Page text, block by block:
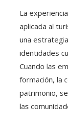
La
aplicada al
una
identidades
Cuando las
formación, la
patrimonio,
las